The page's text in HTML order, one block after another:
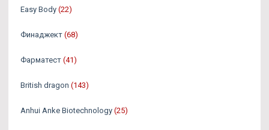
Easy Body (22)
Финаджект (68)
Фарматест (41)
British dragon (143)
Anhui Anke Biotechnology (25)